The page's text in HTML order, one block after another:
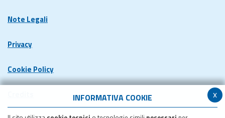
x
INFORMATIVA COOKIE
Note Legali
Privacy
Cookie Policy